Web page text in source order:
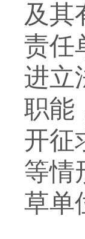
及其
责任
进立
职能
开征
等情
草单